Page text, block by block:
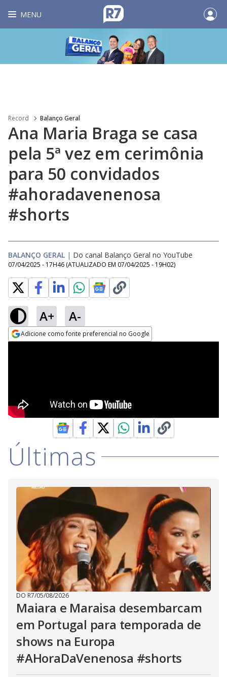
MENU
Record Balanço Geral
Ana Maria Braga se casa
pela 5ª vez em cerimônia
para 50 convidados
#ahoradavenenosa
#shorts
BALANÇO GERAL | Do canal Balanço Geral no YouTube
07/04/2025 - 17H46 (ATUALIZADO EM 07/04/2025 - 19H02)
A+ A-
Adicione como fonte preferencial no Google
Últimas
DO R7/05/08/2026
Maiara e Maraisa desembarcam
em Portugal para temporada de
shows na Europa
#AHoraDaVenenosa #shorts